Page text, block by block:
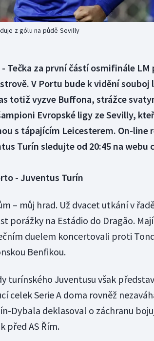
z gólu na půdě Sevilly
- Tečka za první částí osmifinále
V Portu bude k vidění
totiž vyzve Buffona, strážce
Evropské ligy ze Sevilly,
s tápajícím Leicesterem. On-line
Turín sledujte od 20:45 na webu
- Juventus Turín
– můj hrad. Už dvacet utkání v
porážky na Estádio do Dragão.
duelem koncertovali proti
Benfikou.
turínského Juventusu však
celek Serie A doma rovněž
Dybala deklasoval o záchranu
před AS Řím.